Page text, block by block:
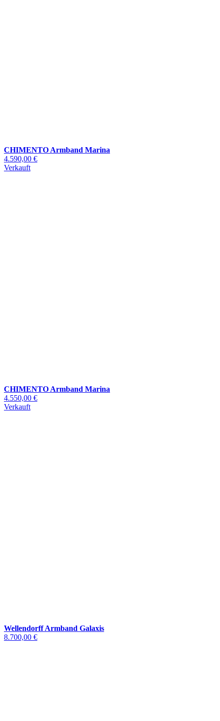
CHIMENTO Armband Marina
4.590,00 €
Verkauft
CHIMENTO Armband Marina
4.550,00 €
Verkauft
Wellendorff Armband Galaxis
8.700,00 €